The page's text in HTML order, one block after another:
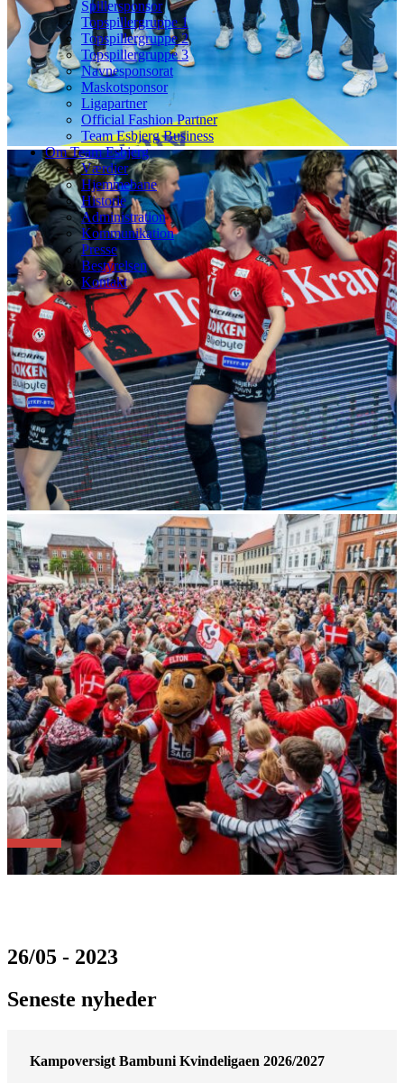
Spillersponsor
Topspillergruppe 1
Topspillergruppe 2
Topspillergruppe 3
Navnesponsorat
Maskotsponsor
Ligapartner
Official Fashion Partner
Team Esbjerg Business
Om Team Esbjerg
Værdier
Hjemmebane
Historie
Administration
Kommunikation
Presse
Bestyrelsen
Kontakt
26/05 - 2023
Seneste nyheder
Kampoversigt Bambuni Kvindeligaen 2026/2027